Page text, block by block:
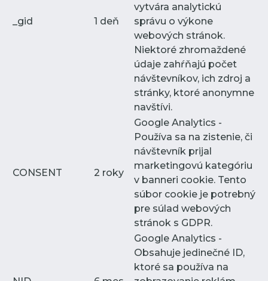
_gid 1 deň
vytvára analytickú
správu o výkone
webových stránok.
Niektoré zhromaždené
údaje zahŕňajú počet
návštevníkov, ich zdroj a
stránky, ktoré anonymne
navštívi.
CONSENT 2 roky
Google Analytics -
Používa sa na zistenie, či
návštevník prijal
marketingovú kategóriu
v banneri cookie. Tento
súbor cookie je potrebný
pre súlad webových
stránok s GDPR.
Google Analytics -
Obsahuje jedinečné ID,
ktoré sa používa na